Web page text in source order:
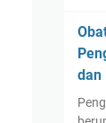
dan